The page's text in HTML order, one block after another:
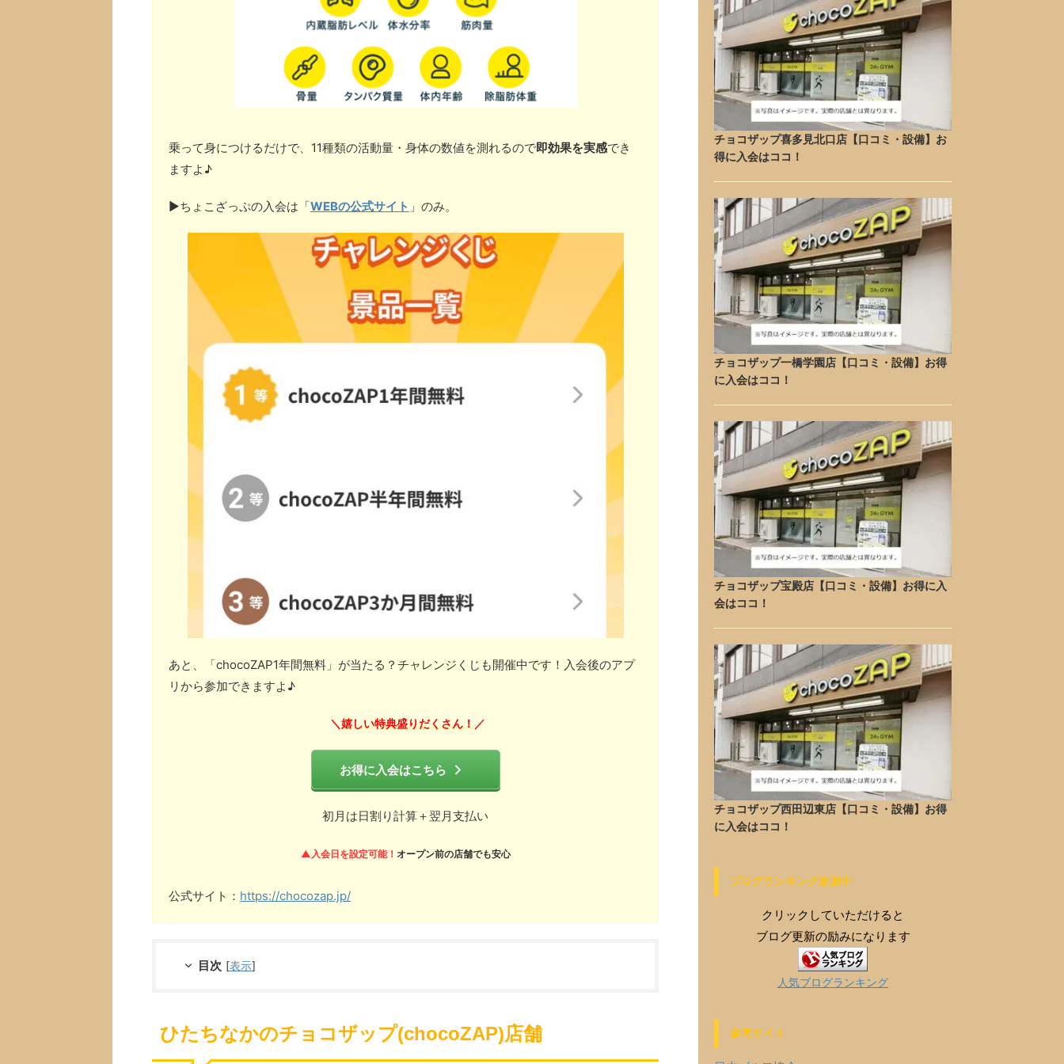
乗って身につけるだけで、11種類の活動量・身体の数値を測れるので即効果を実感でき
ますよ♪
▶︎ちょこざっぷの入会は「WEBの公式サイト 」のみ。
あと、「chocoZAP1年間無料」が当たる？チャレンジくじも開催中です！入会後のアプ
リから参加できますよ♪
＼嬉しい特典盛りだくさん！／
お得に入会はこちら
初月は日割り計算＋翌月支払い
▲入会日を設定可能！ オープン前の店舗でも安心
公式サイト： https://chocozap.jp/
目次 [表示]
ひたちなかのチョコザップ(chocoZAP)店舗
チョコザップ喜多見北口店【口コミ・設備】お
得に入会はココ！
チョコザップ一橋学園店【口コミ・設備】お得
に入会はココ！
チョコザップ宝殿店【口コミ・設備】お得に入
会はココ！
チョコザップ西田辺東店【口コミ・設備】お得
に入会はココ！
ブログランキング参加中
クリックしていただけると
ブログ更新の励みになります
人気ブログランキング
参考サイト